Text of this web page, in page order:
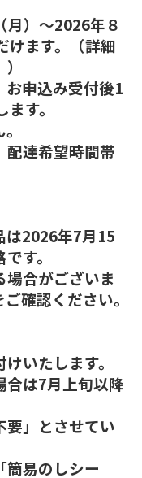
）～2026年８
けます。（詳細
お申込み受付後1
す。
達希望時間帯
2026年7月15
す。
合がございま
確認ください。
いたします。
は7月上旬以降
」とさせてい
易のしシー